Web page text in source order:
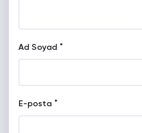
Ad Soyad *
E-posta *